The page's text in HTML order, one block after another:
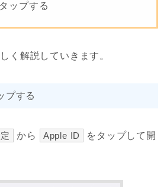
ップする
く解説していきます。
プする
から Apple ID
をタップして開